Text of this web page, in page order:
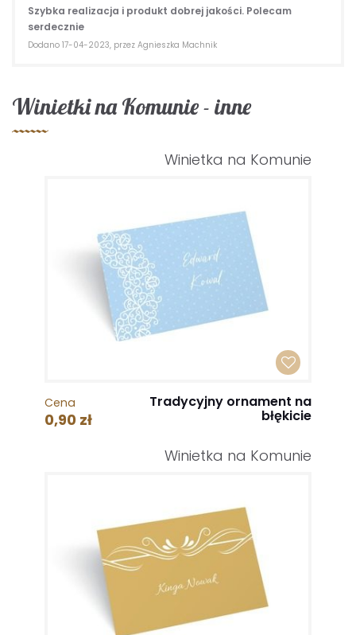
Winietki na Komunie - inne
Winietka na Komunie
Cena
0,90 zł
Tradycyjny ornament na
błękicie
Winietka na Komunie
Szybka realizacja i produkt dobrej jakości. Polecam
serdecznie
Dodano 17-04-2023, przez Agnieszka Machnik